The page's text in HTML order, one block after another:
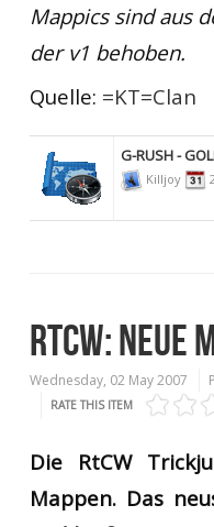
Mappics sind aus
der v1 behoben.
Quelle: =KT=Clan
G-RUSH -
Killjoy
RTCW: NEUE
Wednesday, 02 May 2007
RATE THIS ITEM
Die RtCW
Mappen. Das